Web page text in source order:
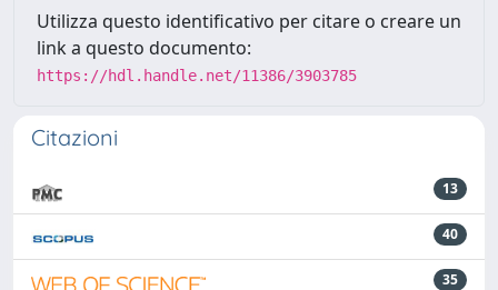
Utilizza questo identificativo per citare o creare un
link a questo documento:
https://hdl.handle.net/11386/3903785
Citazioni
13
40
35